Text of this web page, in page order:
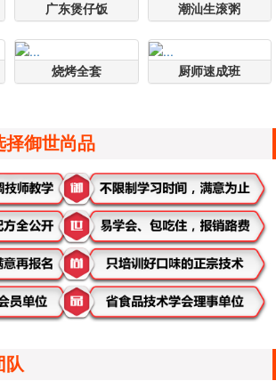
广东煲仔饭 潮汕生滚粥
烧烤全套 厨师速成班
择御世尚品
队